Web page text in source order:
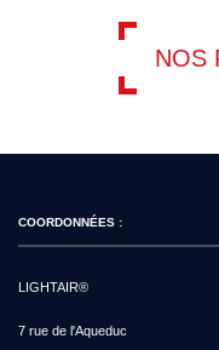
NOS
COORDONNÉES :
LIGHTAIR®
7 rue de l'Aqueduc